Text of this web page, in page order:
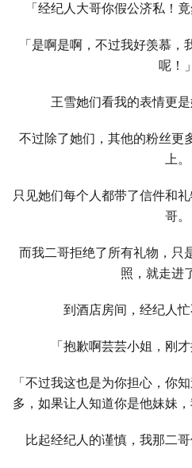
「经纪人大哥你假公济私！
「是啊是啊，不过我好羡慕
呢！」
王雪她们看我的表情更是
不过除了她们，其他的粉丝更
上。
只见她们每个人都带了信件和
哥。
而我二哥拒绝了所有礼物，只
照，就走进
到酒店房间，经纪人忙
「抱歉啊芸芸小姐，刚
「不过我这也是为你担心，你
多，如果让人知道你是他妹妹
比起经纪人的谨慎，我那二